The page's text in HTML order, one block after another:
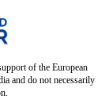
of the European
and do not necessarily